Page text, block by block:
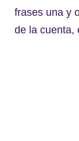
frases una y
de la cuenta,